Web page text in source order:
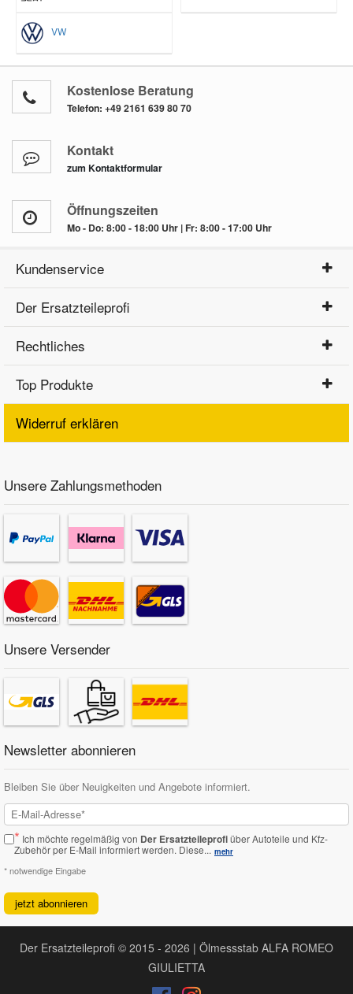
VW
Kostenlose Beratung
Telefon: +49 2161 639 80 70
Kontakt
zum Kontaktformular
Öffnungszeiten
Mo - Do: 8:00 - 18:00 Uhr | Fr: 8:00 - 17:00 Uhr
Kundenservice
Der Ersatzteileprofi
Rechtliches
Top Produkte
Widerruf erklären
Unsere Zahlungsmethoden
Unsere Versender
Newsletter abonnieren
Bleiben Sie über Neuigkeiten und Angebote informiert.
* Ich möchte regelmäßig von Der Ersatzteileprofiüber Autoteile und Kfz-
Zubehör per E-Mail informiert werden. Diese... mehr
* notwendige Eingabe
jetzt abonnieren
Der Ersatzteileprofi © 2015 - 2026 | Ölmessstab ALFA ROMEO
GIULIETTA